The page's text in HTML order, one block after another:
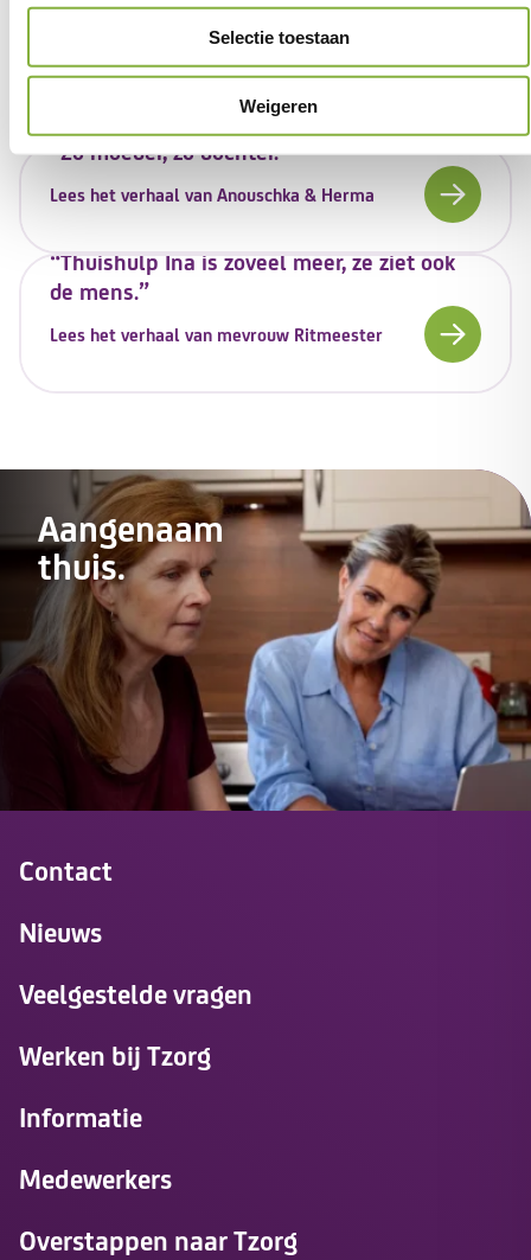
Selectie toestaan
Weigeren
"Ik ben hartstikke trots als iemand een
klein stapje zet"
Lees verhaal
"Zo moeder, zo dochter."
Lees het verhaal van Anouschka & Herma
“Thuishulp Ina is zoveel meer, ze ziet ook
de mens.”
Lees het verhaal van mevrouw Ritmeester
Aangenaam
thuis.
Contact
Nieuws
Veelgestelde vragen
Werken bij Tzorg
Informatie
Medewerkers
Overstappen naar Tzorg